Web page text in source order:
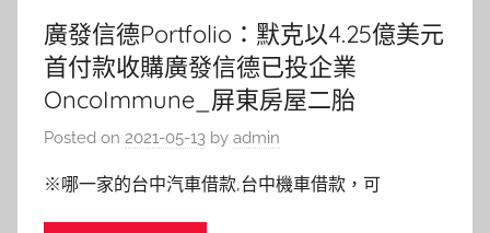
廣發信德Portfolio：默克以4.25億美元
首付款收購廣發信德已投企業
OncoImmune_屏東房屋二胎
Posted on 2021-05-13 by admin
※哪一家的台中汽車借款,台中機車借款，可